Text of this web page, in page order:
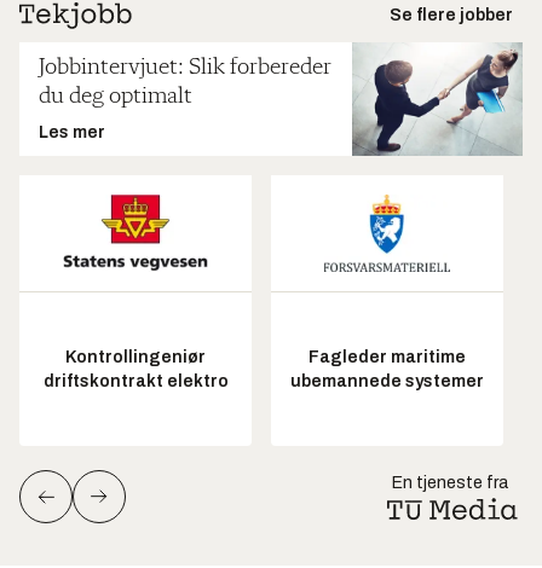
Se flere jobber
Jobbintervjuet: Slik forbereder
du deg optimalt
Les mer
Kontrollingeniør
driftskontrakt elektro
Fagleder maritime
ubemannede systemer
En tjeneste fra